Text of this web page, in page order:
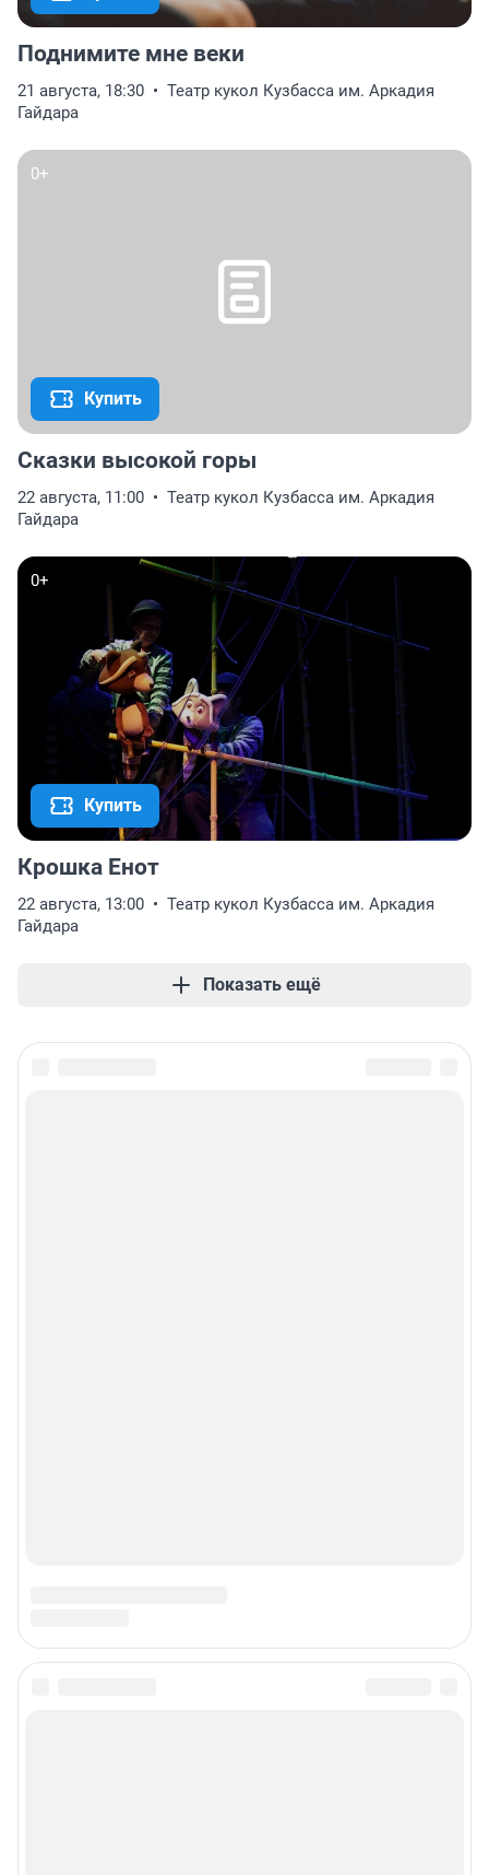
Поднимите мне веки
21 августа, 18:30
Театр кукол Кузбасса им. Аркадия
Гайдара
0+
Купить
Сказки высокой горы
22 августа, 11:00
Театр кукол Кузбасса им. Аркадия
Гайдара
0+
Купить
Крошка Енот
22 августа, 13:00
Театр кукол Кузбасса им. Аркадия
Гайдара
Показать ещё